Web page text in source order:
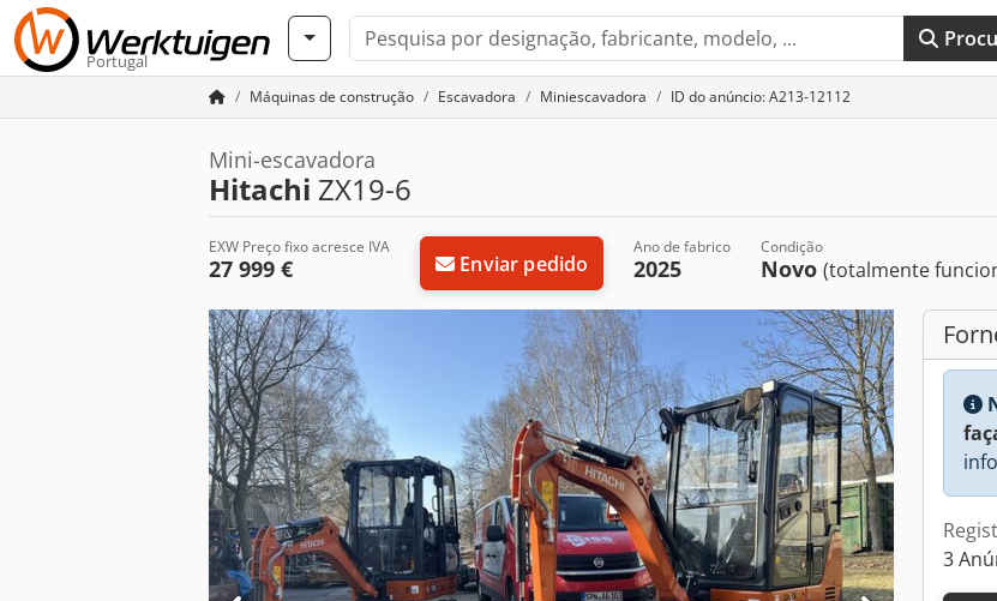
Portugal
Máquinas de construção Escavadora Miniescavadora ID do anúncio: A213-12112
Mini-escavadora
Hitachi ZX19-6
EXW Preço fixo acresce IVA
27 999 € Enviar pedido
Ano de fabrico
2025
Condição
Novo(totalmente
3